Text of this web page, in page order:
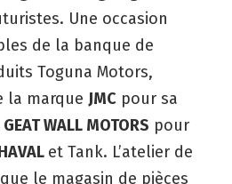
Une occasion
de la banque de
Toguna Motors,
la marque JMC pour sa
WALL MOTORS pour
et Tank. L’atelier de
le magasin de pièces